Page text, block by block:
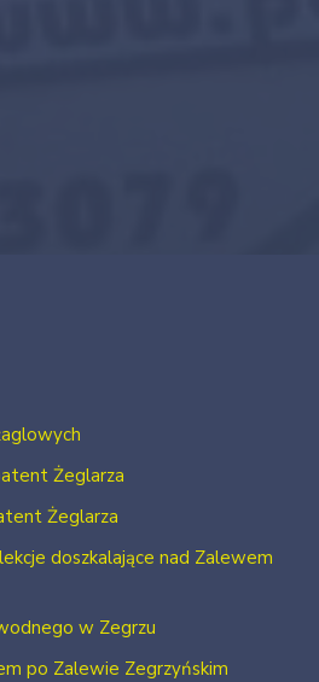
Żeglarza
Żeglarza
doszkalające nad Zalewem
w Zegrzu
po Zalewie Zegrzyńskim